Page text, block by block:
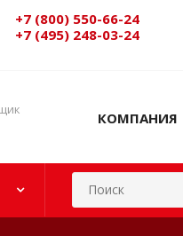
+7 (800) 550-66-24
+7 (495) 248-03-24
КОМПАНИЯ